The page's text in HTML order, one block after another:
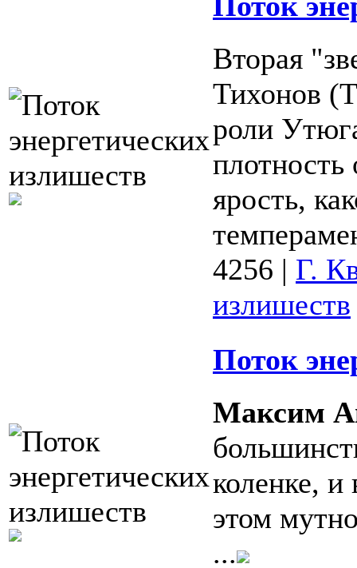
Вторая
Тихонов
роли
плотность
ярость,
4256 | Г.
излишеств
Поток
Максим
коленке,
этом
...